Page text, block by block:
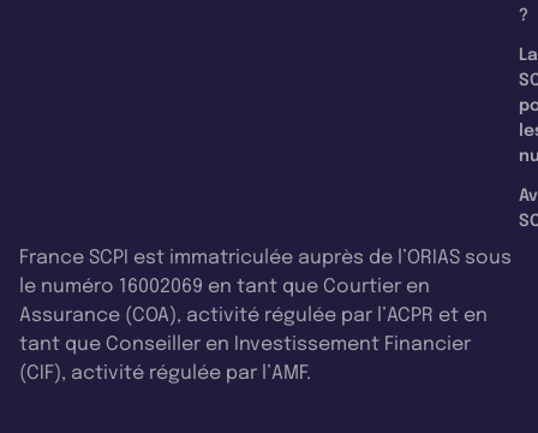
?
La
France SCPI est immatriculée auprès de l’ORIAS sous
le numéro 16002069 en tant que Courtier en
Assurance (COA), activité régulée par l’ACPR et en
tant que Conseiller en Investissement Financier
(CIF), activité régulée par l’AMF.